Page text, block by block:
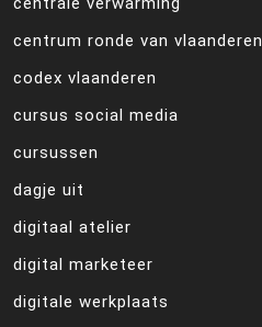
centrum ronde van vlaanderen
codex vlaanderen
cursus social media
cursussen
dagje uit
digitaal atelier
digital marketeer
digitale werkplaats